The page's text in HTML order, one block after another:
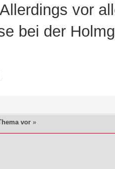
vor
bei der
vor »